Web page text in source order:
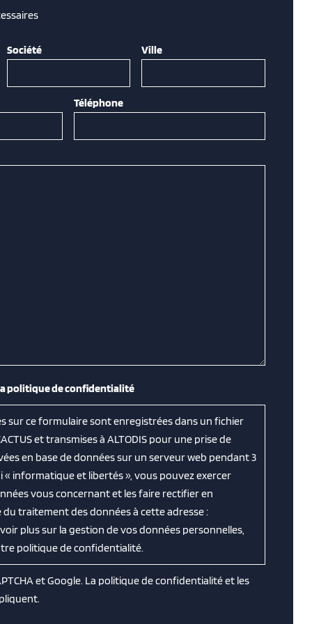
Société Ville
Téléphone
politique de confidentialité
sur ce formulaire sont enregistrées dans un fichier
et transmises à ALTODIS pour une prise de
en base de données sur un serveur web pendant 3
« informatique et libertés », vous pouvez exercer
vous concernant et les faire rectifier en
traitement des données à cette adresse :
plus sur la gestion de vos données personnelles,
politique de confidentialité.
et Google. La politique de confidentialitéet les